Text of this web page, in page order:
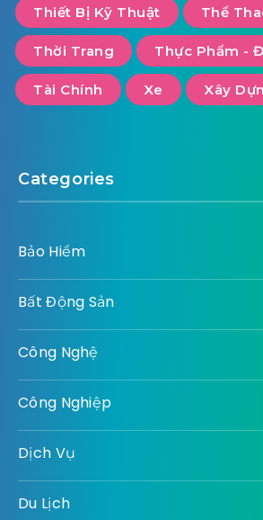
Thiết Bị Kỹ Thuật Thể
Thời Trang Thực Phẩm -
Tài Chính Xe Xây
Categories
Bảo Hiểm
Bất Động Sản
Công Nghệ
Công Nghiệp
Dịch Vụ
Du Lịch